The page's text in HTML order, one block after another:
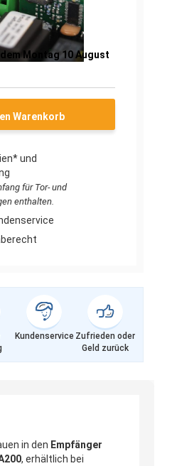
Montag 10 August
Warenkorb
und
für Tor- und
enthalten.
Kundenservice Zufrieden oder
Geld zurück
in den Empfänger
, erhältlich bei